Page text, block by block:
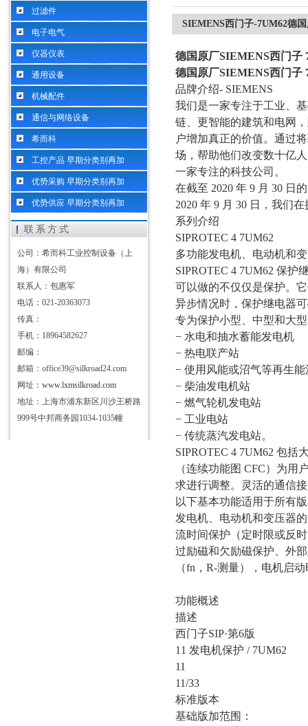
过滤件
电子电气
仪器仪表
通用设备
机械配件
通信与网络设备
希而科
工控产品 早期分类别再加
优势采购 早期分类别再加
优势供应 早期分类别再加
联系方式
公司：希而科工业控制设备（上
海）有限公司
联系人：包惠军
电话：021-20363073
传真：
手机：18964582627
邮编：
邮箱：office39@silkroad24.com
网址： www.lxmsilkroad.com
地址：上海市浦东新区川沙王桥路
999号中邦商务园1034-1035幢
SIEMENS西门子-7UM62德
德国原厂SIEMENS西门子
德国原厂SIEMENS西门子
品牌介绍- SIEMENS
我们是一家专注于工业、
链、更智能的建筑和电网
户增加真正的价值。通过
场，帮助他们改变数十亿
一家专注的科技公司。
在截至 2020 年 9 月 30 日
2020 年 9 月 30 日，我们
系列介绍
SIPROTEC 4 7UM62
多功能发电机、电动机和
SIPROTEC 4 7UM62 保护
可以做的不仅仅是保护。
异步情况时，保护继电器
专为保护小型、中型和大
− 水电和抽水蓄能发电机
− 热电联产站
− 使用风能或沼气等再生
− 柴油发电机站
− 燃气轮机发电站
− 工业电站
− 传统蒸汽发电站。
SIPROTEC 4 7UM62 包
（连续功能图 CFC）为
求进行调整。灵活的通信
以下基本功能适用于所有
发电机、电动机和变压器
流时间保护（定时限或反
过励磁和欠励磁保护、外
（fn，R-测量），电机启
功能概述
描述
西门子SIP·第6版
11 发电机保护 / 7UM62
11
11/33
标准版本
基础版加范围：